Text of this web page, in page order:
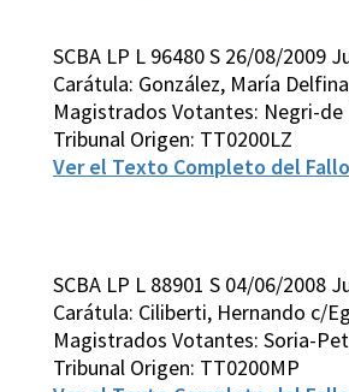
SCBA LP L 96480 S 26/08/2009
Carátula: González, María
Magistrados Votantes: Negri-
Tribunal Origen: TT0200LZ
Ver el Texto Completo del Fallo
SCBA LP L 88901 S 04/06/2008
Carátula: Ciliberti, Hernando c/
Magistrados Votantes: Soria-
Tribunal Origen: TT0200MP